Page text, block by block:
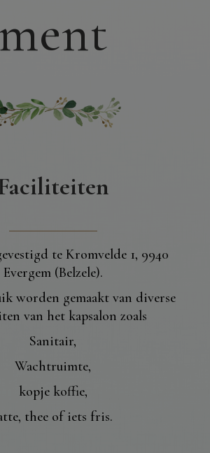
te Kromvelde 1, 9940
Evergem (Belzele).
worden gemaakt van diverse
van het kapsalon zoals
Sanitair,
Wachtruimte,
kopje koffie,
theeof iets fris.